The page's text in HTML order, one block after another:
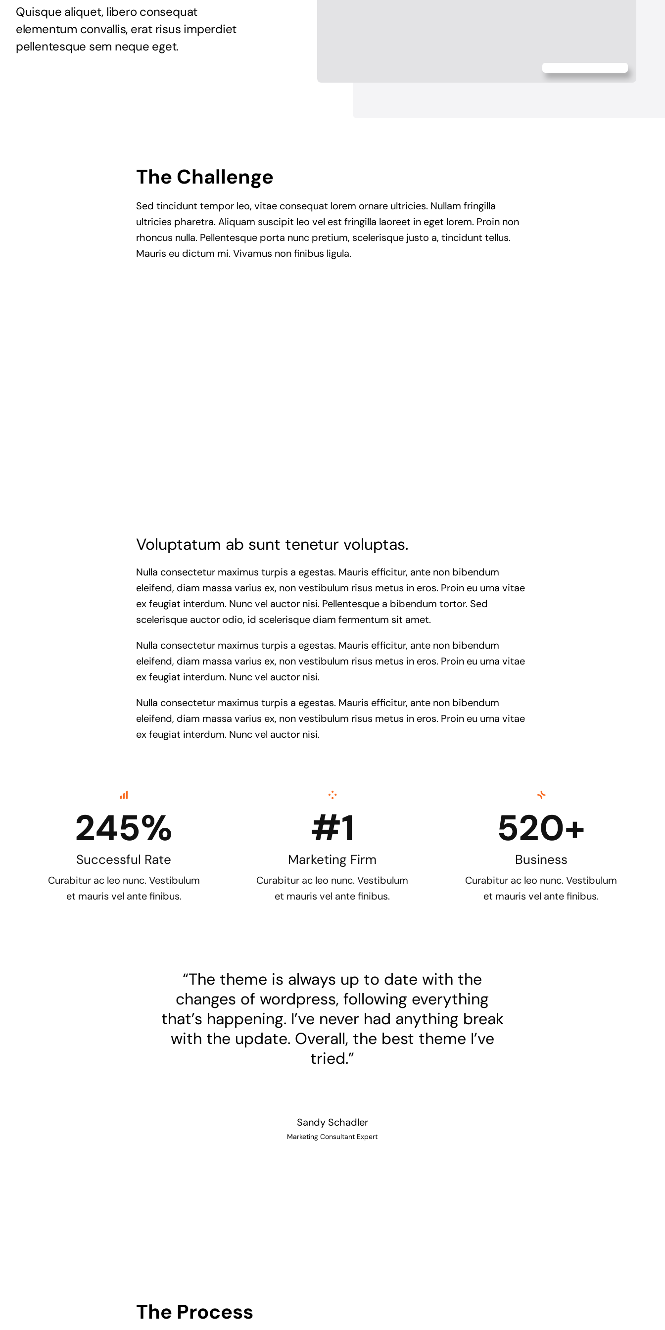
Quisque aliquet, libero consequat
elementum convallis, erat risus imperdiet
pellentesque sem neque eget.
The Challenge
Sed tincidunt tempor leo, vitae consequat lorem ornare ultricies. Nullam fringilla
ultricies pharetra. Aliquam suscipit leo vel est fringilla laoreet in eget lorem. Proin non
rhoncus nulla. Pellentesque porta nunc pretium, scelerisque justo a, tincidunt tellus.
Mauris eu dictum mi. Vivamus non finibus ligula.
Voluptatum ab sunt tenetur voluptas.
Nulla consectetur maximus turpis a egestas. Mauris efficitur, ante non bibendum
eleifend, diam massa varius ex, non vestibulum risus metus in eros. Proin eu urna vitae
ex feugiat interdum. Nunc vel auctor nisi. Pellentesque a bibendum tortor. Sed
scelerisque auctor odio, id scelerisque diam fermentum sit amet.
Nulla consectetur maximus turpis a egestas. Mauris efficitur, ante non bibendum
eleifend, diam massa varius ex, non vestibulum risus metus in eros. Proin eu urna vitae
ex feugiat interdum. Nunc vel auctor nisi.
Nulla consectetur maximus turpis a egestas. Mauris efficitur, ante non bibendum
eleifend, diam massa varius ex, non vestibulum risus metus in eros. Proin eu urna vitae
ex feugiat interdum. Nunc vel auctor nisi.
245%
Successful Rate
Curabitur ac leo nunc. Vestibulum
et mauris vel ante finibus.
#1
Marketing Firm
Curabitur ac leo nunc. Vestibulum
et mauris vel ante finibus.
520+
Business
Curabitur ac leo nunc. Vestibulum
et mauris vel ante finibus.
“The theme is always up to date with the
changes of wordpress, following everything
that’s happening. I’ve never had anything break
with the update. Overall, the best theme I’ve
tried.”
Sandy Schadler
Marketing Consultant Expert
The Process